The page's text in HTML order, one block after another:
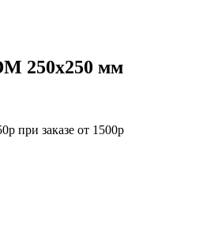
250х250 мм
при заказе от 1500р